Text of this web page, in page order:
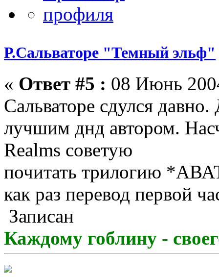
Р.Сальваторе "Темный эльф"
« Ответ #5 : 08 Июнь
Сальваторе сдулся
лучшим днд автором.
Realms советую
почитать трилогию
как раз перевод первой
Записан
Каждому гоблину -